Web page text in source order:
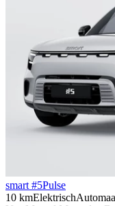
smart #5Pulse
10 kmElektrisch